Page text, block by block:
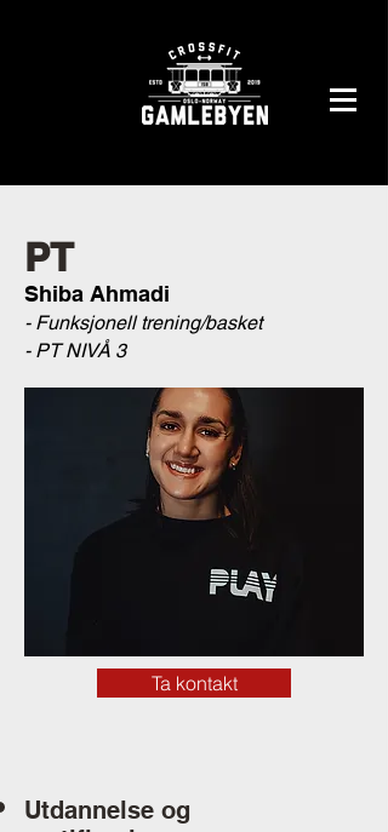
PT
Shiba Ahmadi
- Funksjonell trening/basket
- PT NIVÅ 3
Ta kontakt
Utdannelse og